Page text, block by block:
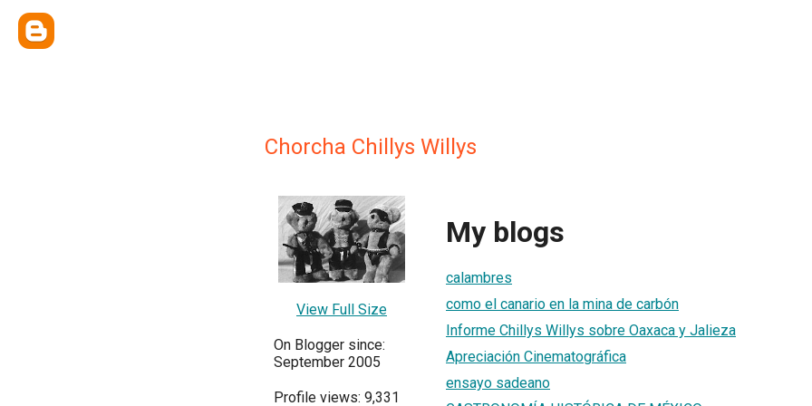
Chorcha Chillys Willys
View Full Size
On Blogger since:
September 2005
Profile views: 9,331
My blogs
calambres
como el canario en la mina de carbón
Informe Chillys Willys sobre Oaxaca y Jalieza
Apreciación Cinematográfica
ensayo sadeano